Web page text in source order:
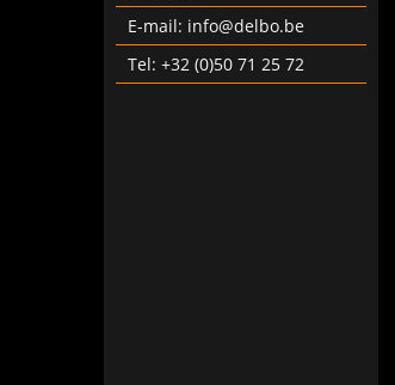
E-mail: info@delbo.be
Tel: +32 (0)50 71 25 72